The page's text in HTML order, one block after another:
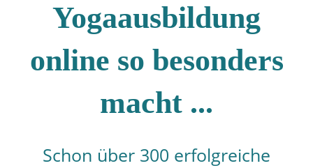
Yogaausbildung
online so besonders
macht ...
Schon über 300 erfolgreiche